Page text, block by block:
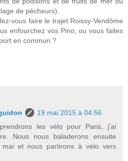
de pécheurs).
vous faire le trajet Roissy-Vendôme
enfourchez vos Pino, ou vous faites
en commun ?
19 mai 2015 à 04:56
les vélo pour Paris, j'ai
Nous nous baladerons ensuite
et nous partirons à vélo vers